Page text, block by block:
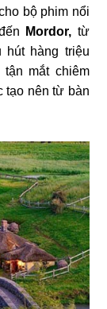
bộ phim nổi
Mordor, từ
hàng triệu
mắt chiêm
tạo nên từ bàn